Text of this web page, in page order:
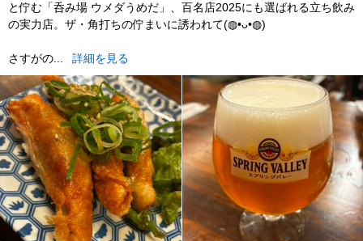
と佇む「呑み場 ウメダうめだ」、百名店2025にも選ばれる立ち飲み
の実力店。ザ・角打ちの佇まいに誘われて(◍•ᴗ•◍)
さすがの... 詳細を見る